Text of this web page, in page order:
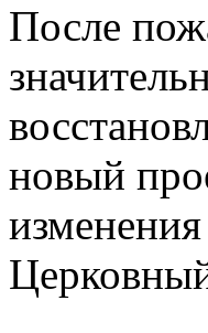
После
новый